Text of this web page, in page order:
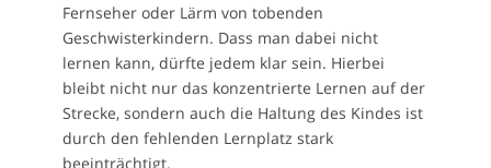
Fernseher oder Lärm von tobenden
Geschwisterkindern. Dass man dabei nicht
lernen kann, dürfte jedem klar sein. Hierbei
bleibt nicht nur das konzentrierte Lernen auf der
Strecke, sondern auch die Haltung des Kindes ist
durch den fehlenden Lernplatz stark
beeinträchtigt.